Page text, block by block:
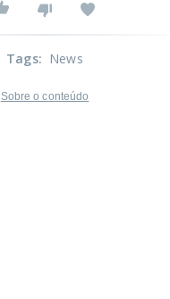
Tags: News
Sobre o conteúdo